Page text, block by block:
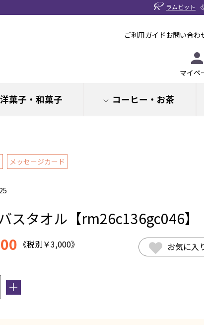
ラムビット
ご利用ガイドお問い合わ
マイペ
洋菓子・和菓子 コーヒー・お茶
メッセージカード
スタオル【rm26c136gc046】
《税別￥3,000》
お気に入
＋